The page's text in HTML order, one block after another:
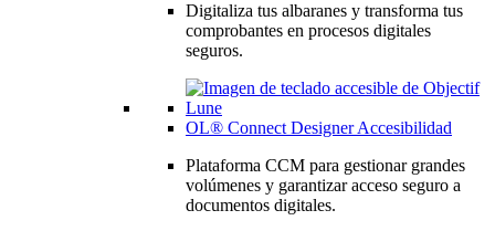
Digitaliza tus albaranes y transforma tus
comprobantes en procesos digitales
seguros.
OL® Connect Designer Accesibilidad
Plataforma CCM para gestionar grandes
volúmenes y garantizar acceso seguro a
documentos digitales.